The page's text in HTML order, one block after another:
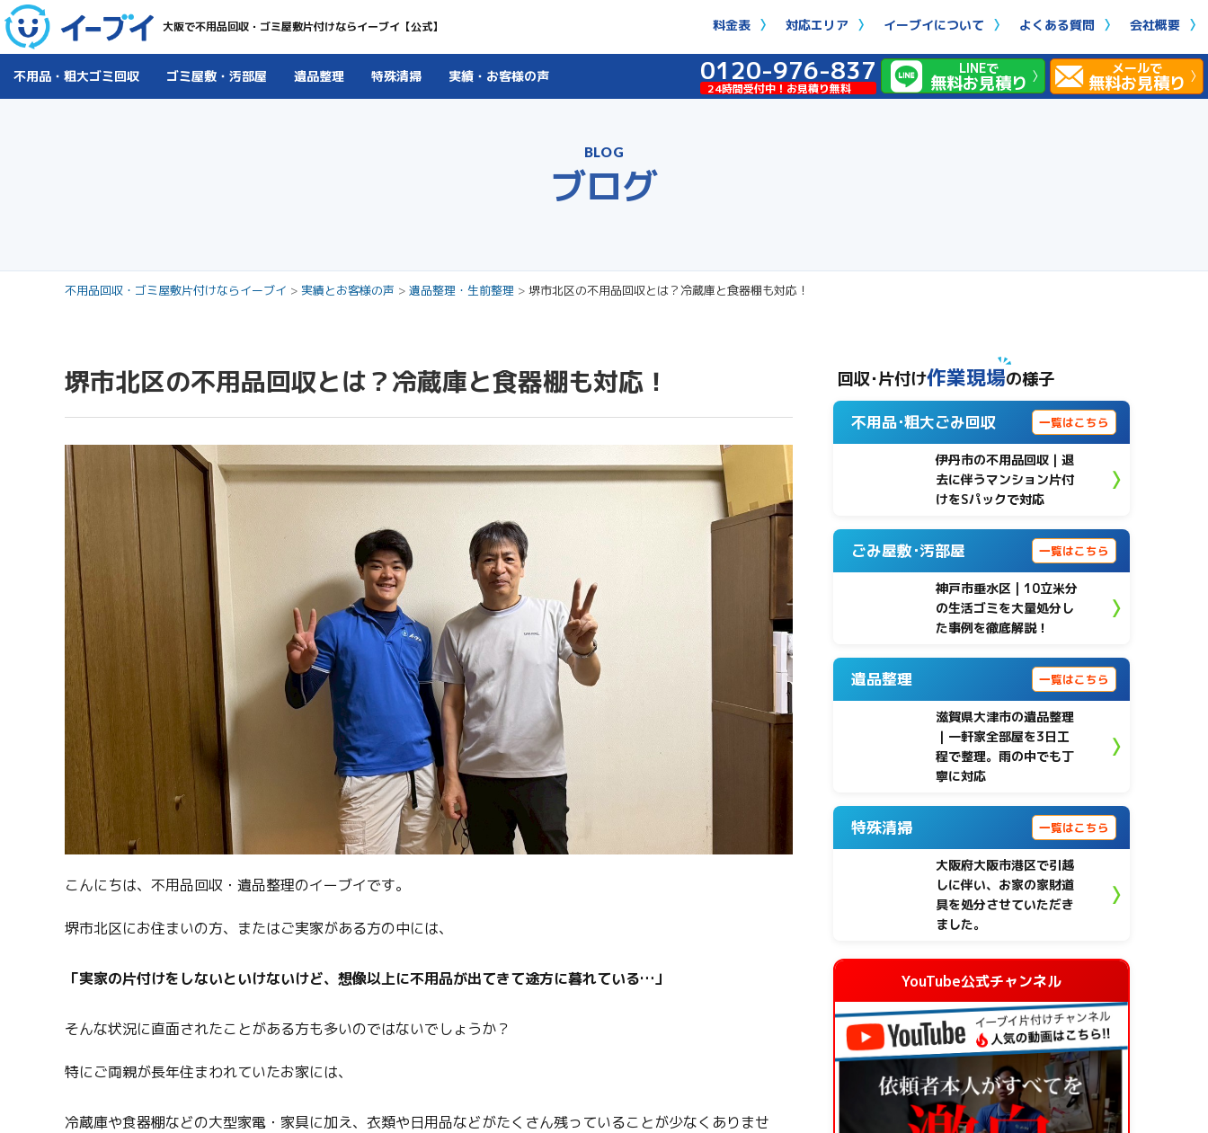
大阪で不用品回収・ゴミ屋敷片付けならイーブイ【公式】 料金表 対応エリア イーブイについて よくある質問 会社概要
不用品・粗大ゴミ回収 ゴミ屋敷・汚部屋 遺品整理 特殊清掃 実績・お客様の声 0120-976-837
24時間受付中！お見積り無料
LINEで
無料お見積り
メールで
無料お見積り
BLOG
ブログ
不用品回収・ゴミ屋敷片付けならイーブイ > 実績とお客様の声 > 遺品整理・生前整理 > 堺市北区の不用品回収とは？冷蔵庫と食器棚も対応！
堺市北区の不用品回収とは？冷蔵庫と食器棚も対応！
こんにちは、不用品回収・遺品整理のイーブイです。
堺市北区にお住まいの方、またはご実家がある方の中には、
「実家の片付けをしないといけないけど、想像以上に不用品が出てきて途方に暮れている…」
そんな状況に直面されたことがある方も多いのではないでしょうか？
特にご両親が長年住まわれていたお家には、
冷蔵庫や食器棚などの大型家電・家具に加え、衣類や日用品などがたくさん残っていることが少なくありませ
回収･片付け作業現場の様子
不用品･粗大ごみ回収 一覧はこちら
伊丹市の不用品回収｜退
去に伴うマンション片付
けをSパックで対応
ごみ屋敷･汚部屋 一覧はこちら
神戸市垂水区 | 10立米分
の生活ゴミを大量処分し
た事例を徹底解説！
遺品整理 一覧はこちら
滋賀県大津市の遺品整理
｜一軒家全部屋を3日工
程で整理。雨の中でも丁
寧に対応
特殊清掃 一覧はこちら
大阪府大阪市港区で引越
しに伴い、お家の家財道
具を処分させていただき
ました。
YouTube公式チャンネル